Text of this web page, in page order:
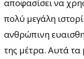
αποφασίσει να
πολύ μεγάλη
ανθρώπινη
της μέτρα. Αυτά